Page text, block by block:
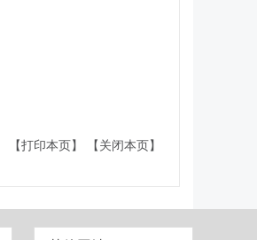
【打印本页】 【关闭本页】